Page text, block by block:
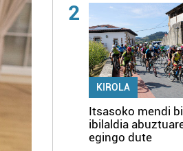
2
KIROLA
Itsasoko mendi
ibilaldia
egingo dute